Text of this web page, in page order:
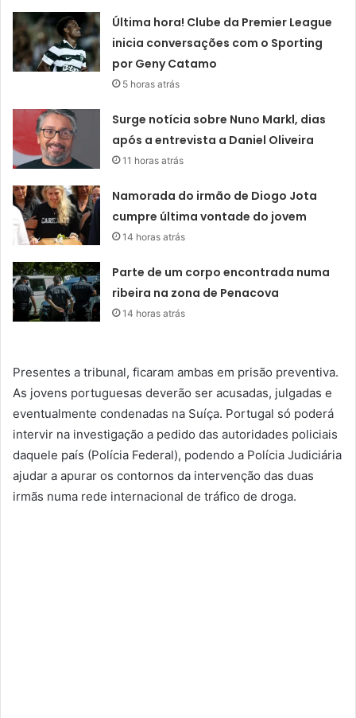
Última hora! Clube da Premier League
inicia conversações com o Sporting
por Geny Catamo
5 horas atrás
Surge notícia sobre Nuno Markl, dias
após a entrevista a Daniel Oliveira
11 horas atrás
Namorada do irmão de Diogo Jota
cumpre última vontade do jovem
14 horas atrás
Parte de um corpo encontrada numa
ribeira na zona de Penacova
14 horas atrás
Presentes a tribunal, ficaram ambas em prisão preventiva.
As jovens portuguesas deverão ser acusadas, julgadas e
eventualmente condenadas na Suíça. Portugal só poderá
intervir na investigação a pedido das autoridades policiais
daquele país (Polícia Federal), podendo a Polícia Judiciária
ajudar a apurar os contornos da intervenção das duas
irmãs numa rede internacional de tráfico de droga.